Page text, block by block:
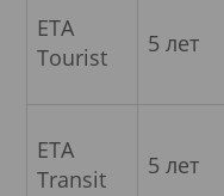
ETA
Tourist
5 лет
ETA
Transit
5 лет